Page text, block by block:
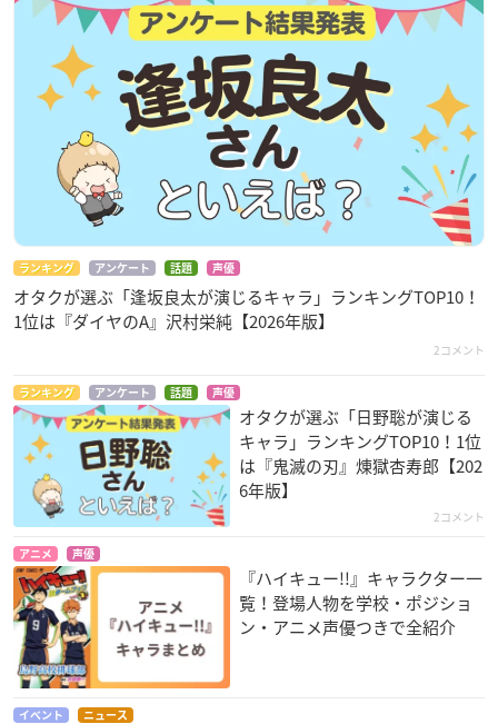
ランキング アンケート 話題 声優
オタクが選ぶ「逢坂良太が演じるキャラ」ランキングTOP10！
1位は『ダイヤのA』沢村栄純【2026年版】
2コメント
ランキング アンケート 話題 声優
オタクが選ぶ「日野聡が演じる
キャラ」ランキングTOP10！1位
は『鬼滅の刃』煉󠄁獄杏寿郎【202
6年版】
2コメント
アニメ 声優
『ハイキュー!!』キャラクター一
覧！登場人物を学校・ポジショ
ン・アニメ声優つきで全紹介
イベント ニュース